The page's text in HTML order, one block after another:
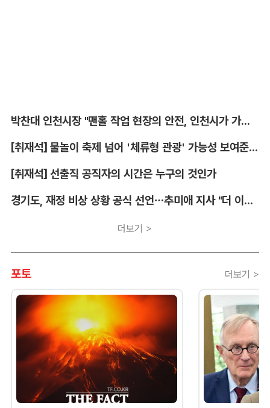
박찬대 인천시장 "맨홀 작업 현장의 안전, 인천시가 가장 앞장서겠다"
[취재석] 물놀이 축제 넘어 '체류형 관광' 가능성 보여준 안동 水페스타
[취재석] 선출직 공직자의 시간은 누구의 것인가
경기도, 재정 비상 상황 공식 선언…추미애 지사 "더 이상 끌어다 쓸 재원 없어"
더보기 >
포토 더보기 >